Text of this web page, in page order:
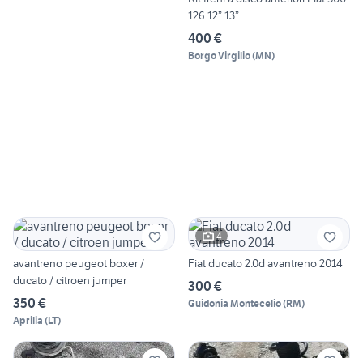
126 12” 13”
400 €
Borgo Virgilio(MN)
avantreno peugeot boxer /
ducato / citroen jumper
350 €
Aprilia (LT)
4
Fiat ducato 2.0d avantreno 2014
300 €
Guidonia Montecelio(RM)